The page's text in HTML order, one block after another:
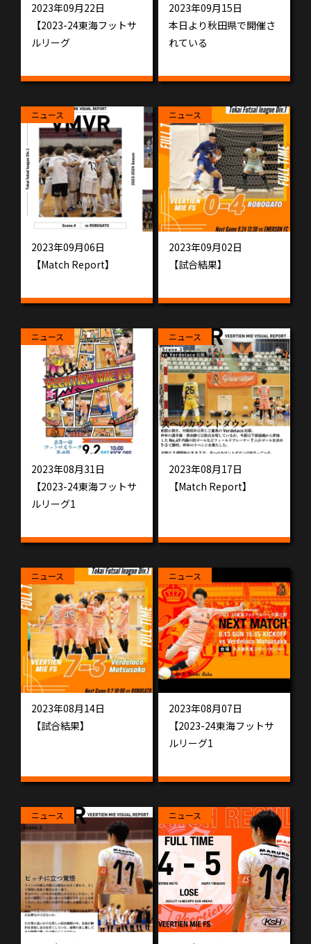
2023年09月22日
【2023-24東海フットサ
ルリーグ
2023年09月15日
本日より秋田県で開催さ
れている
ニュース
2023年09月06日
【Match Report】
ニュース
2023年09月02日
【試合結果】
ニュース
2023年08月31日
【2023-24東海フットサ
ルリーグ1
ニュース
2023年08月17日
【Match Report】
ニュース
2023年08月14日
【試合結果】
ニュース
2023年08月07日
【2023-24東海フットサ
ルリーグ1
ニュース ニュース